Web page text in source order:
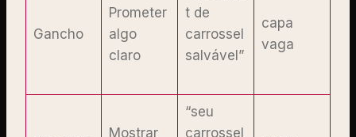
Gancho
Prometer
algo
claro
t de
carrossel
salvável”
capa
vaga
Mostrar
“seu
carrossel